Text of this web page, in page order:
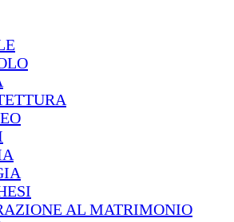
AL MATRIMONIO